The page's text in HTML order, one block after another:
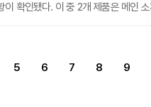
이 확인됐다. 이 중 2개 제품은 메인
5 6 7 8 9